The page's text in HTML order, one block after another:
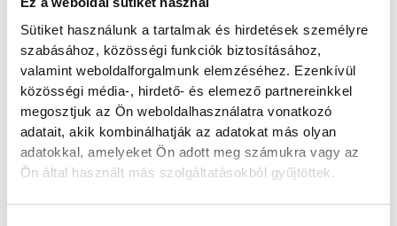
Sütiket használunk a tartalmak és hirdetések személyre
szabásához, közösségi funkciók biztosításához,
valamint weboldalforgalmunk elemzéséhez. Ezenkívül
közösségi média-, hirdető- és elemező partnereinkkel
megosztjuk az Ön weboldalhasználatra vonatkozó
adatait, akik kombinálhatják az adatokat más olyan
adatokkal, amelyeket Ön adott meg számukra vagy az
Ön által használt más szolgáltatásokból gyűjtöttek.